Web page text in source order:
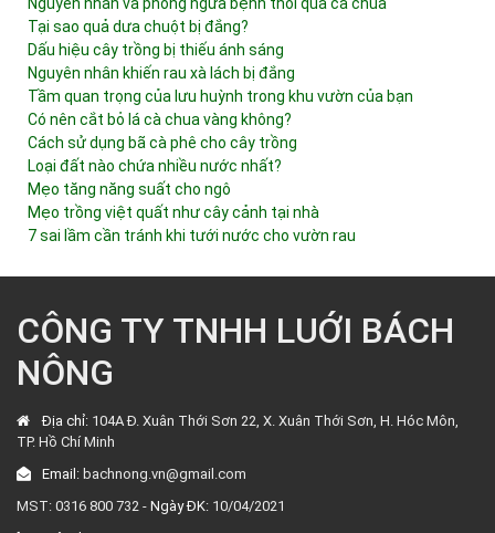
Nguyên nhân và phòng ngừa bệnh thối quả cà chua
Tại sao quả dưa chuột bị đắng?
Dấu hiệu cây trồng bị thiếu ánh sáng
Nguyên nhân khiến rau xà lách bị đắng
Tầm quan trọng của lưu huỳnh trong khu vườn của bạn
Có nên cắt bỏ lá cà chua vàng không?
Cách sử dụng bã cà phê cho cây trồng
Loại đất nào chứa nhiều nước nhất?
Mẹo tăng năng suất cho ngô
Mẹo trồng việt quất như cây cảnh tại nhà
7 sai lầm cần tránh khi tưới nước cho vườn rau
CÔNG TY TNHH LUỚI BÁCH
NÔNG
Địa chỉ: 104A Đ. Xuân Thới Sơn 22, X. Xuân Thới Sơn, H. Hóc Môn,
TP. Hồ Chí Minh
Email: bachnong.vn@gmail.com
MST: 0316 800 732 - Ngày ĐK: 10/04/2021